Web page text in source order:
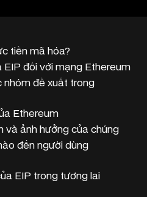
tiền mã hóa?
EIP đối với mạng Ethereum
nhóm đề xuất trong
Ethereum
và ảnh hưởng của chúng
đến người dùng
EIP trong tương lai